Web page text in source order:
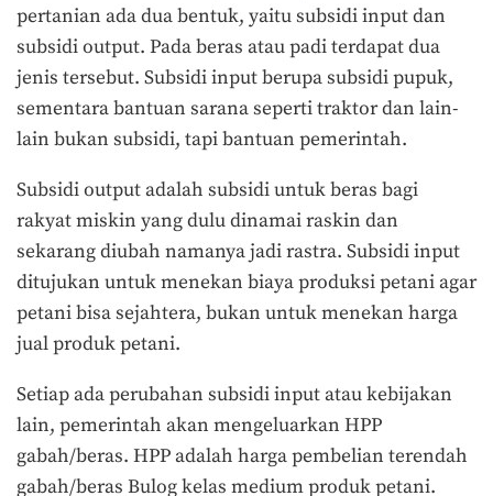
pertanian ada dua bentuk, yaitu subsidi input dan
subsidi output. Pada beras atau padi terdapat dua
jenis tersebut. Subsidi input berupa subsidi pupuk,
sementara bantuan sarana seperti traktor dan lain-
lain bukan subsidi, tapi bantuan pemerintah.
Subsidi output adalah subsidi untuk beras bagi
rakyat miskin yang dulu dinamai raskin dan
sekarang diubah namanya jadi rastra. Subsidi input
ditujukan untuk menekan biaya produksi petani agar
petani bisa sejahtera, bukan untuk menekan harga
jual produk petani.
Setiap ada perubahan subsidi input atau kebijakan
lain, pemerintah akan mengeluarkan HPP
gabah/beras. HPP adalah harga pembelian terendah
gabah/beras Bulog kelas medium produk petani.